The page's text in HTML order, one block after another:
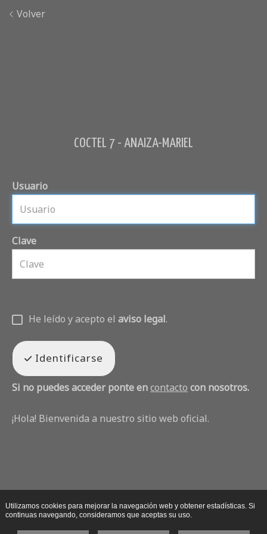
Volver
COCTEL 7 - ANAIZA-MARIEL
Usuario
Clave
He leído y acepto el aviso legal.
Identificarse
Si no puedes acceder ponte encontacto con nosotros.
¡Hola! Bienvenida a nuestro sitio web oficial.
Utilizamos cookies para mejorar la navegación web y obtener estadísticas. Si
continuas navegando, consideramos que aceptas su uso.